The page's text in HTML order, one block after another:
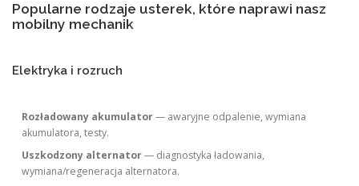
Popularne rodzaje usterek, które naprawi nasz
mobilny mechanik
Elektryka i rozruch
Rozładowany akumulator— awaryjne odpalenie, wymiana
akumulatora, testy.
Uszkodzony alternator— diagnostyka ładowania,
wymiana/regeneracja alternatora.